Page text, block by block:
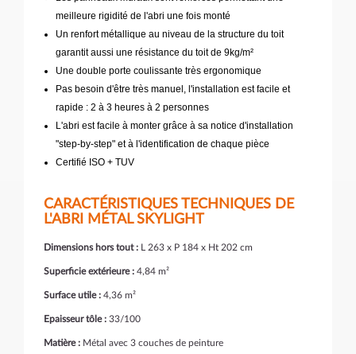
meilleure rigidité de l'abri une fois monté
Un renfort métallique au niveau de la structure du toit
garantit aussi une résistance du toit de 9kg/m²
Une double porte coulissante très ergonomique
Pas besoin d'être très manuel, l'installation est facile et
rapide : 2 à 3 heures à 2 personnes
L'abri est facile à monter grâce à sa notice d'installation
"step-by-step" et à l'identification de chaque pièce
Certifié ISO + TUV
CARACTÉRISTIQUES TECHNIQUES DE
L'ABRI MÉTAL SKYLIGHT
Dimensions hors tout : L 263 x P 184 x Ht 202 cm
Superficie extérieure : 4,84 m²
Surface utile : 4,36 m²
Epaisseur tôle : 33/100
Matière : Métal avec 3 couches de peinture